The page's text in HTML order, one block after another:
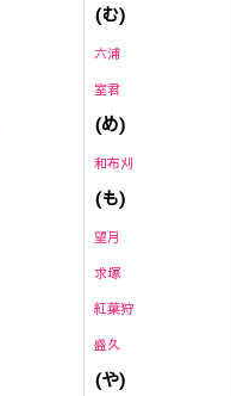
(む)
六浦
室君
(め)
和布刈
(も)
望月
求塚
紅葉狩
盛久
(や)